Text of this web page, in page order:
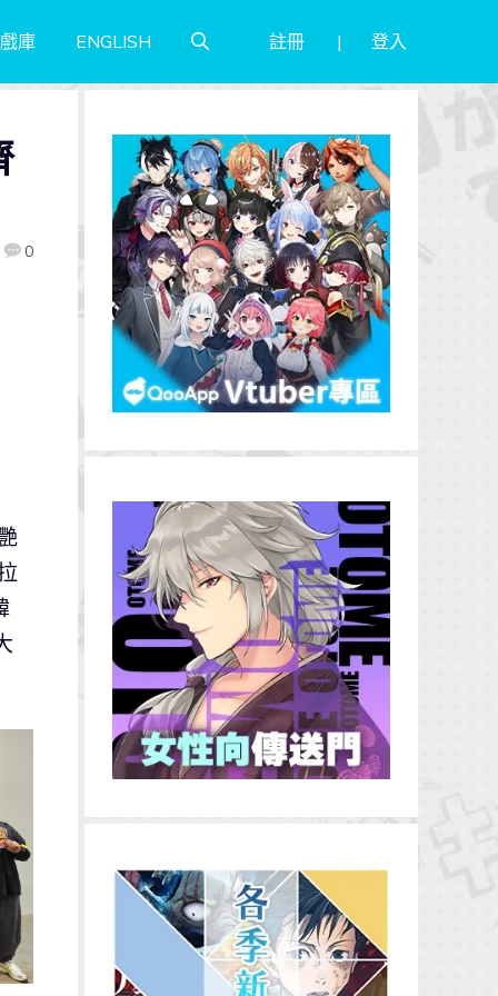
庫 ENGLISH 註冊 登入
0